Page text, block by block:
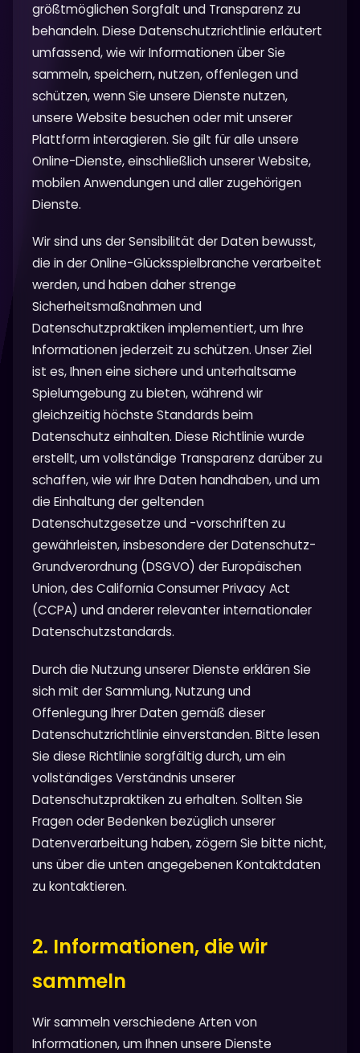
größtmöglichen Sorgfalt und Transparenz zu
behandeln. Diese Datenschutzrichtlinie erläutert
umfassend, wie wir Informationen über Sie
sammeln, speichern, nutzen, offenlegen und
schützen, wenn Sie unsere Dienste nutzen,
unsere Website besuchen oder mit unserer
Plattform interagieren. Sie gilt für alle unsere
Online-Dienste, einschließlich unserer Website,
mobilen Anwendungen und aller zugehörigen
Dienste.
Wir sind uns der Sensibilität der Daten bewusst,
die in der Online-Glücksspielbranche verarbeitet
werden, und haben daher strenge
Sicherheitsmaßnahmen und
Datenschutzpraktiken implementiert, um Ihre
Informationen jederzeit zu schützen. Unser Ziel
ist es, Ihnen eine sichere und unterhaltsame
Spielumgebung zu bieten, während wir
gleichzeitig höchste Standards beim
Datenschutz einhalten. Diese Richtlinie wurde
erstellt, um vollständige Transparenz darüber zu
schaffen, wie wir Ihre Daten handhaben, und um
die Einhaltung der geltenden
Datenschutzgesetze und -vorschriften zu
gewährleisten, insbesondere der Datenschutz-
Grundverordnung (DSGVO) der Europäischen
Union, des California Consumer Privacy Act
(CCPA) und anderer relevanter internationaler
Datenschutzstandards.
Durch die Nutzung unserer Dienste erklären Sie
sich mit der Sammlung, Nutzung und
Offenlegung Ihrer Daten gemäß dieser
Datenschutzrichtlinie einverstanden. Bitte lesen
Sie diese Richtlinie sorgfältig durch, um ein
vollständiges Verständnis unserer
Datenschutzpraktiken zu erhalten. Sollten Sie
Fragen oder Bedenken bezüglich unserer
Datenverarbeitung haben, zögern Sie bitte nicht,
uns über die unten angegebenen Kontaktdaten
zu kontaktieren.
2. Informationen, die wir
sammeln
Wir sammeln verschiedene Arten von
Informationen, um Ihnen unsere Dienste